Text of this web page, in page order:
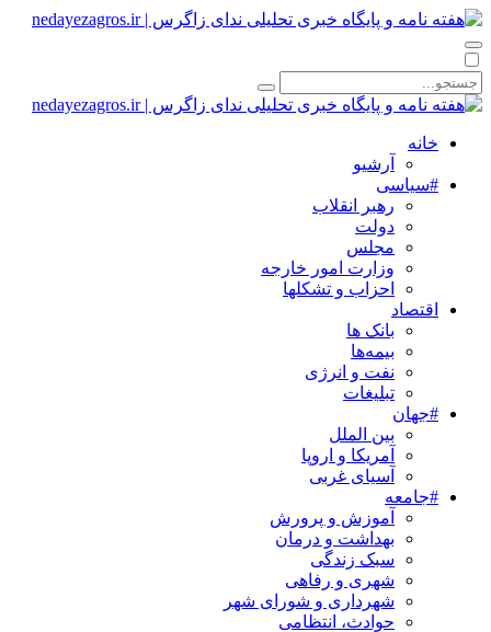
خانه
آرشیو
#سیاسی
رهبر انقلاب
دولت
مجلس
وزارت امور خارجه
احزاب و تشکلها
اقتصاد
بانک ها
بیمه‌ها
نفت و انرژی
تبلیغات
#جهان
بین الملل
آمریکا و اروپا
آسیای غربی
#جامعه
آموزش و پرورش
بهداشت و درمان
سبک زندگی
شهری و رفاهی
شهرداری و شورای شهر
حوادث، انتظامی